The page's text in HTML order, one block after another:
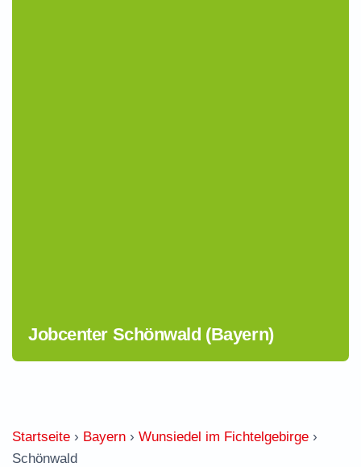
Jobcenter Schönwald (Bayern)
Startseite › Bayern › Wunsiedel im Fichtelgebirge ›
Schönwald